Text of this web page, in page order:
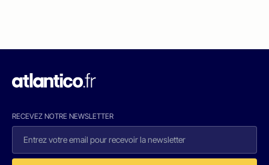
RECEVEZ NOTRE NEWSLETTER